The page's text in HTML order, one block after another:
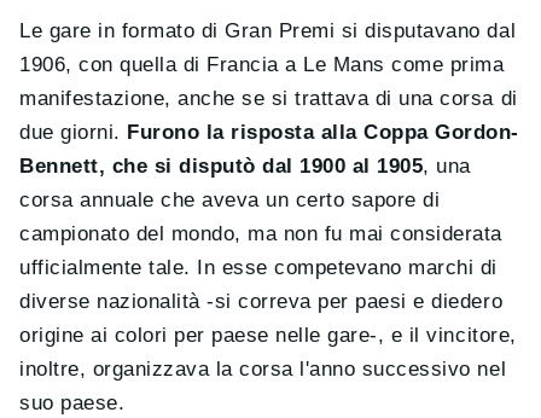
Le gare in formato di Gran Premi si disputavano dal
1906, con quella di Francia a Le Mans come prima
manifestazione, anche se si trattava di una corsa di
due giorni. Furono la risposta alla Coppa Gordon-
Bennett, che si disputò dal 1900 al 1905, una
corsa annuale che aveva un certo sapore di
campionato del mondo, ma non fu mai considerata
ufficialmente tale. In esse competevano marchi di
diverse nazionalità -si correva per paesi e diedero
origine ai colori per paese nelle gare-, e il vincitore,
inoltre, organizzava la corsa l'anno successivo nel
suo paese.